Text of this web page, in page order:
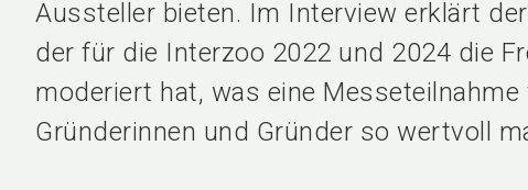
Aussteller bieten. Im Interview erklärt
der für die Interzoo 2022 und 2024 die
moderiert hat, was eine Messeteilnahme
Gründerinnen und Gründer so wertvoll